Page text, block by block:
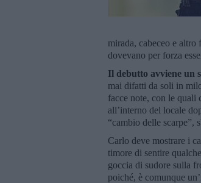
mirada, cabeceo e altro
dovevano per forza
Il debutto avviene un
mai difatti da soli in
facce note, con le
all’interno del locale
“cambio delle scarpe”,
Carlo deve mostrare i
timore di sentire
goccia di sudore sulla
poiché, è comunque